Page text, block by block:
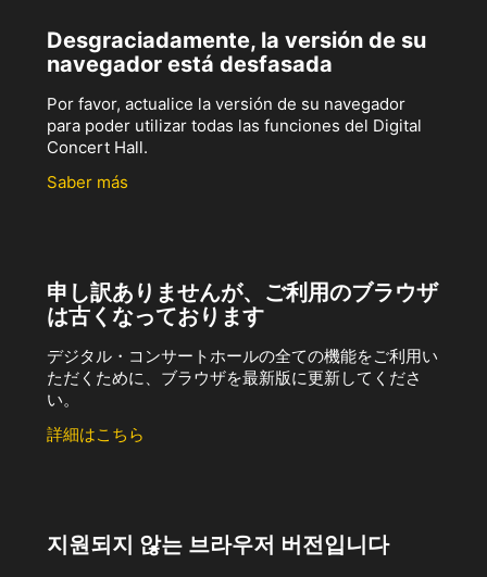
Desgraciadamente, la versión de su
navegador está desfasada
Por favor, actualice la versión de su navegador
para poder utilizar todas las funciones del Digital
Concert Hall.
Saber más
申し訳ありませんが、ご利用のブラウザ
は古くなっております
デジタル・コンサートホールの全ての機能をご利用い
ただくために、ブラウザを最新版に更新してくださ
い。
詳細はこちら
지원되지 않는 브라우저 버전입니다